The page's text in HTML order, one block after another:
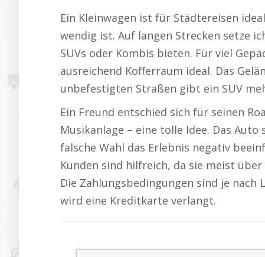
Ein Kleinwagen ist für Städtereisen
wendig ist. Auf langen Strecken setze
SUVs oder Kombis bieten. Für viel
ausreichend Kofferraum ideal. Das
unbefestigten Straßen gibt ein SUV
Ein Freund entschied sich für seinen
Musikanlage – eine tolle Idee. Das
falsche Wahl das Erlebnis negativ
Kunden sind hilfreich, da sie meist
Die Zahlungsbedingungen sind je
wird eine Kreditkarte verlangt.